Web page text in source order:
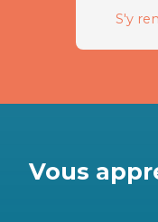
S'y
Vous